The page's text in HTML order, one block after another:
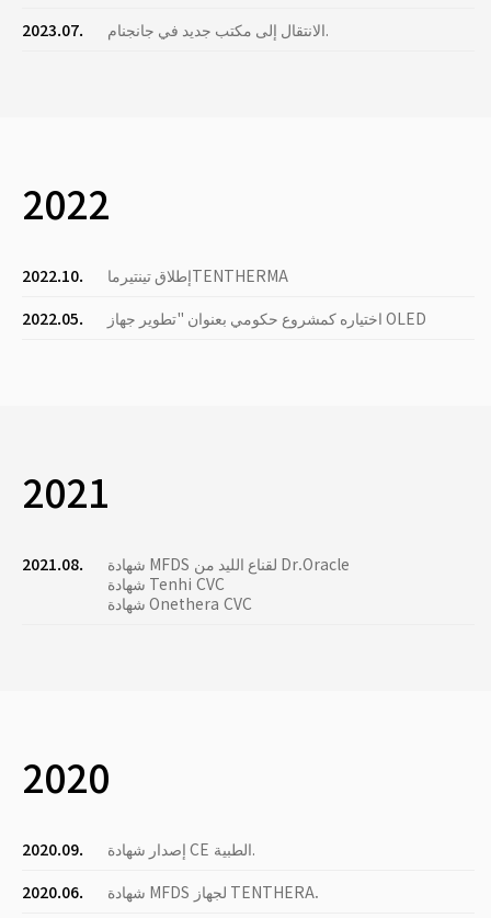
2023.07.
الانتقال إلى مكتب جديد في جانجنام.
2022
2022.10.
إطلاق تينتيرماTENTHERMA
2022.05.
اختياره كمشروع حكومي بعنوان "تطوير جهاز OLED
2021
2021.08.
شهادة MFDS لقناع الليد من Dr.Oracle
شهادة Tenhi CVC
شهادة Onethera CVC
2020
2020.09.
إصدار شهادة CE الطبية.
2020.06.
شهادة MFDS لجهاز TENTHERA.